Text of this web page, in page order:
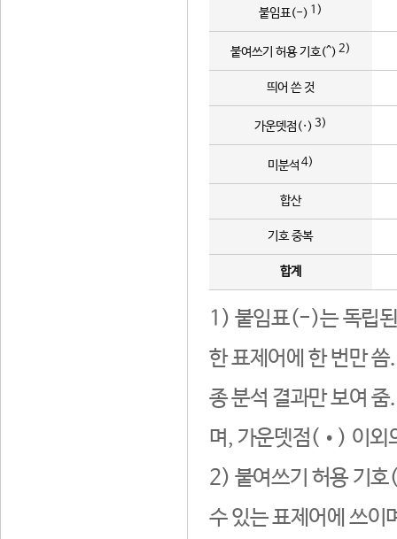
붙임표(-) 1)
붙여쓰기 허용 기호(^) 2)
띄어 쓴 것
가운뎃점(·) 3)
미분석 4)
합산
기호 중복
합계
1) 붙임표(-)는 독립된
한 표제어에 한 번만
종 분석 결과만 보여
며, 가운뎃점(•) 이외
2) 붙여쓰기 허용 기호
수 있는 표제어에 쓰이